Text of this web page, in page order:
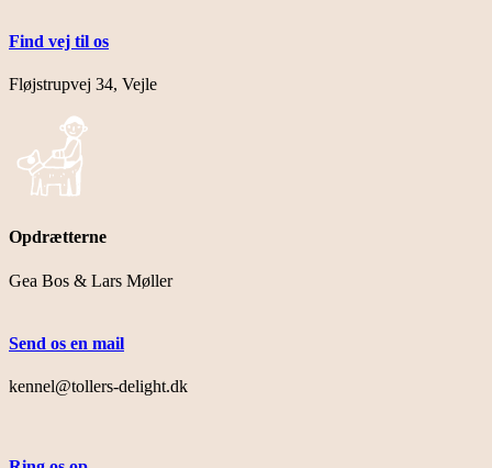
Find vej til os
Fløjstrupvej 34, Vejle
Opdrætterne
Gea Bos & Lars Møller
Send os en mail
kennel@tollers-delight.dk